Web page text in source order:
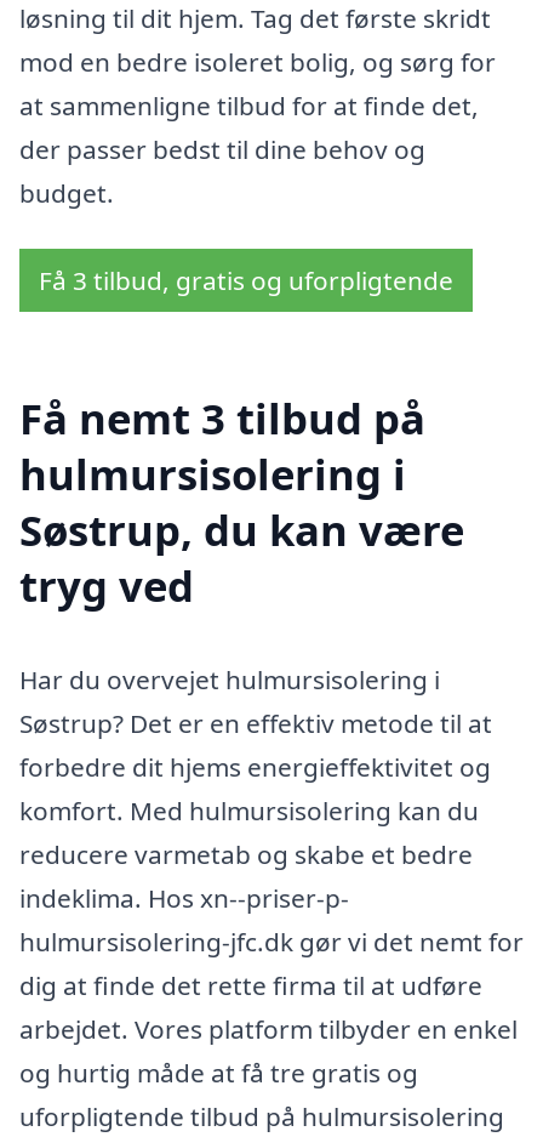
løsning til dit hjem. Tag det første skridt
mod en bedre isoleret bolig, og sørg for
at sammenligne tilbud for at finde det,
der passer bedst til dine behov og
budget.
Få 3 tilbud, gratis og uforpligtende
Få nemt 3 tilbud på
hulmursisolering i
Søstrup, du kan være
tryg ved
Har du overvejet hulmursisolering i
Søstrup? Det er en effektiv metode til at
forbedre dit hjems energieffektivitet og
komfort. Med hulmursisolering kan du
reducere varmetab og skabe et bedre
indeklima. Hos xn--priser-p-
hulmursisolering-jfc.dk gør vi det nemt for
dig at finde det rette firma til at udføre
arbejdet. Vores platform tilbyder en enkel
og hurtig måde at få tre gratis og
uforpligtende tilbud på hulmursisolering